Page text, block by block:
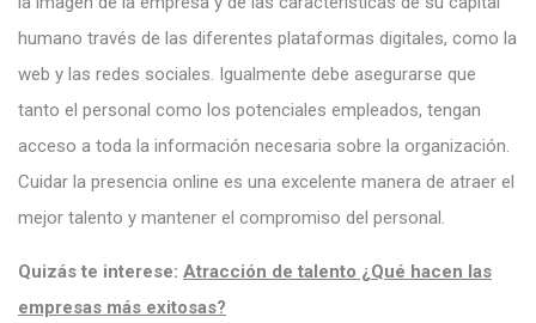
humano través de las diferentes plataformas digitales, como la
web y las redes sociales. Igualmente debe asegurarse que
tanto el personal como los potenciales empleados, tengan
acceso a toda la información necesaria sobre la organización.
Cuidar la presencia online es una excelente manera de atraer el
mejor talento y mantener el compromiso del personal.
Quizás te interese: Atracción de talento ¿Qué hacen las
empresas más exitosas?